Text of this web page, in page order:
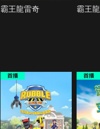
霸王龍雷奇 霸王